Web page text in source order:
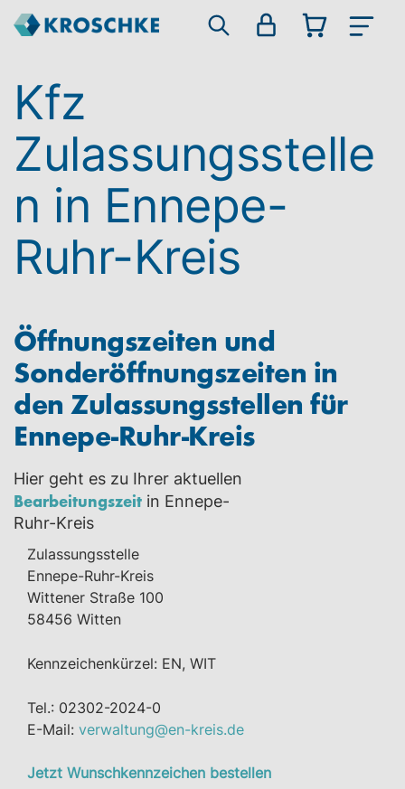
Kfz
Zulassungsstelle
n in Ennepe-
Ruhr-Kreis
Öffnungszeiten und
Sonderöffnungszeiten in
den Zulassungsstellen für
Ennepe-Ruhr-Kreis
Hier geht es zu Ihrer aktuellen
Bearbeitungszeit in Ennepe-
Ruhr-Kreis
Zulassungsstelle
Ennepe-Ruhr-Kreis
Wittener Straße 100
58456 Witten
Kennzeichenkürzel: EN, WIT
Tel.: 02302-2024-0
E-Mail: verwaltung@en-kreis.de
Jetzt Wunschkennzeichen bestellen